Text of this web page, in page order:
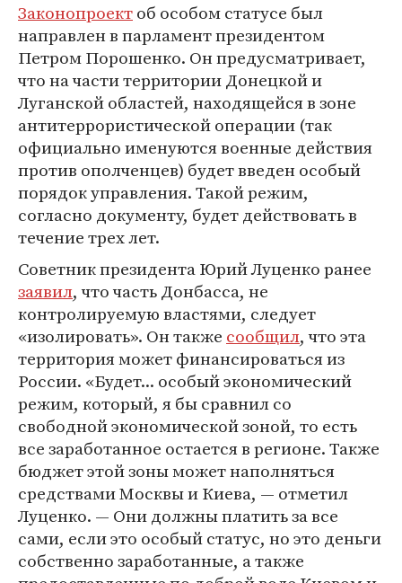
Законопроектоб особом статусе был
направлен в парламент президентом
Петром Порошенко. Он предусматривает,
что на части территории Донецкой и
Луганской областей, находящейся в зоне
антитеррористической операции (так
официально именуются военные действия
против ополченцев) будет введен особый
порядок управления. Такой режим,
согласно документу, будет действовать в
течение трех лет.
Советник президента Юрий Луценко ранее
заявил, что часть Донбасса, не
контролируемую властями, следует
«изолировать». Он также сообщил, что эта
территория может финансироваться из
России. «Будет... особый экономический
режим, который, я бы сравнил со
свободной экономической зоной, то есть
все заработанное остается в регионе. Также
бюджет этой зоны может наполняться
средствами Москвы и Киева, — отметил
Луценко. — Они должны платить за все
сами, если это особый статус, но это деньги
собственно заработанные, а также